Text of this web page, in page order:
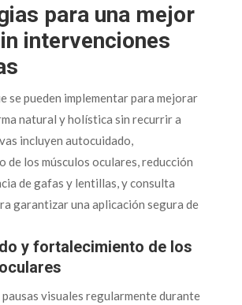
para una mejor
intervenciones
se pueden implementar para mejorar
natural y holística sin recurrir a
incluyen autocuidado,
los músculos oculares, reducción
de gafas y lentillas, y consulta
garantizar una aplicación segura de
y fortalecimiento de los
pausas visuales regularmente durante